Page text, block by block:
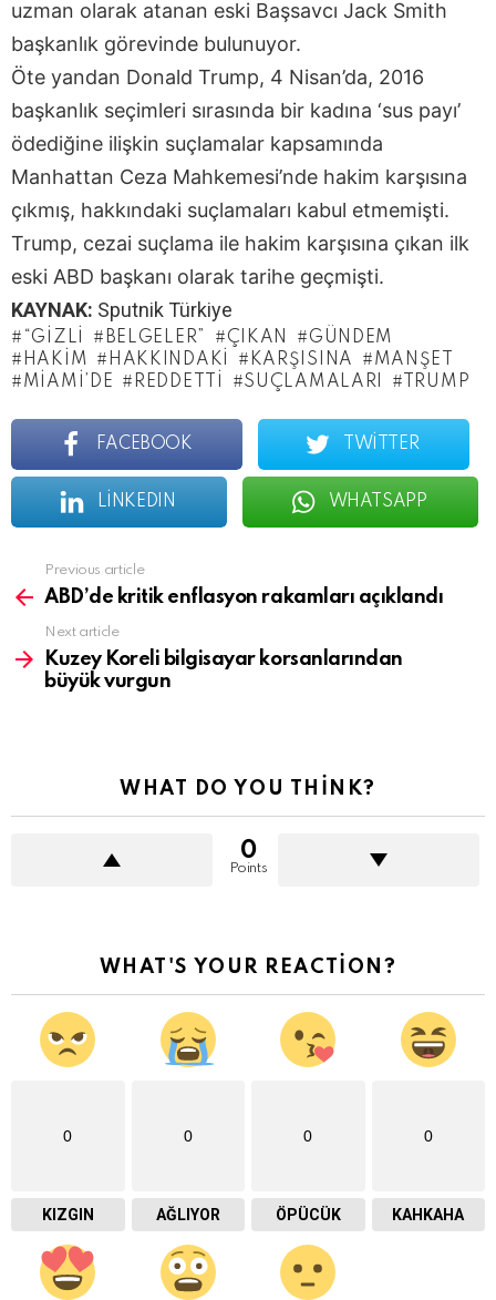
uzman olarak atanan eski Başsavcı Jack Smith
başkanlık görevinde bulunuyor.
Öte yandan Donald Trump, 4 Nisan’da, 2016
başkanlık seçimleri sırasında bir kadına ‘sus payı’
ödediğine ilişkin suçlamalar kapsamında
Manhattan Ceza Mahkemesi’nde hakim karşısına
çıkmış, hakkındaki suçlamaları kabul etmemişti.
Trump, cezai suçlama ile hakim karşısına çıkan ilk
eski ABD başkanı olarak tarihe geçmişti.
KAYNAK: Sputnik Türkiye
“GIZLI BELGELER” ÇIKAN
GÜNDEM
HAKIM
HAKKINDAKI KARŞISINA
MANŞET
MIAMI’DE
REDDETTI SUÇLAMALARI TRUMP
FACEBOOK TWITTER
LINKEDIN WHATSAPP
more
Previous article
ABD’de kritik enflasyon rakamları açıklandı
Next article
Kuzey Koreli bilgisayar korsanlarından
büyük vurgun
WHAT DO YOU THINK?
0
Points
WHAT'S YOUR REACTION?
0
KIZGIN
0
AĞLIYOR
0
ÖPÜCÜK
0
KAHKAHA